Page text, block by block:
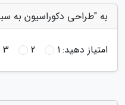
به "طراحی دکوراسیون به
امتیاز دهید:1
2
3